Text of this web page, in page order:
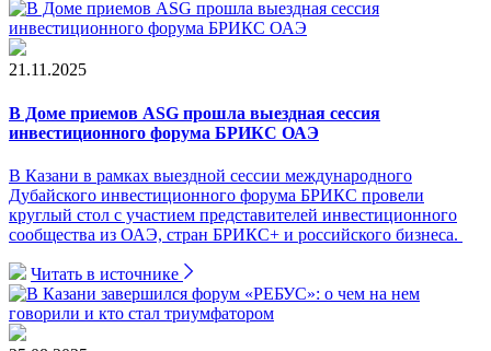
21.11.2025
В Доме приемов ASG прошла выездная сессия
инвестиционного форума БРИКС ОАЭ
В Казани в рамках выездной сессии международного
Дубайского инвестиционного форума БРИКС провели
круглый стол с участием представителей инвестиционного
сообщества из ОАЭ, стран БРИКС+ и российского бизнеса.
Читать в источнике